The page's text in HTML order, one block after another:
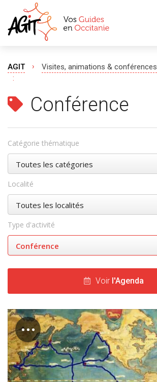
AGIT › Visites, animations & conférences
:
Conférence
Catégorie thématique
Localité
Type d'activité
Voir l'Agenda
…